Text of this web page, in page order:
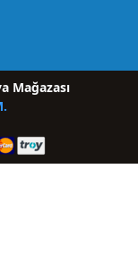
Mağazası
.